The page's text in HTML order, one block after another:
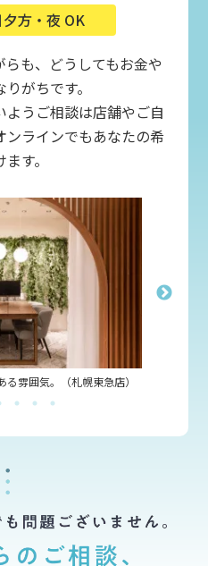
方・夜 OK
も、どうしてもお金や
がちです。
うご相談は店舗やご自
ラインでもあなたの希
す。
雰囲気。（札幌東急店）